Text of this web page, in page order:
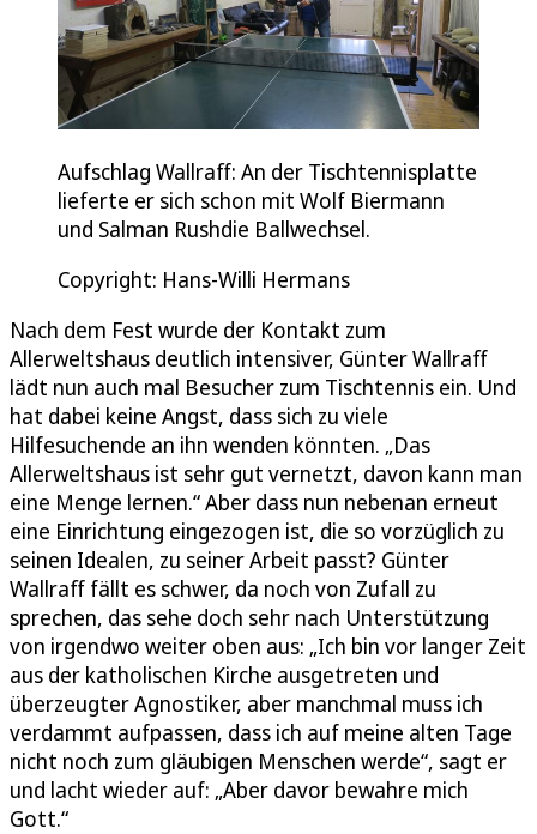
Aufschlag Wallraff: An der Tischtennisplatte
lieferte er sich schon mit Wolf Biermann
und Salman Rushdie Ballwechsel.
Copyright: Hans-Willi Hermans
Nach dem Fest wurde der Kontakt zum
Allerweltshaus deutlich intensiver, Günter Wallraff
lädt nun auch mal Besucher zum Tischtennis ein. Und
hat dabei keine Angst, dass sich zu viele
Hilfesuchende an ihn wenden könnten. „Das
Allerweltshaus ist sehr gut vernetzt, davon kann man
eine Menge lernen.“ Aber dass nun nebenan erneut
eine Einrichtung eingezogen ist, die so vorzüglich zu
seinen Idealen, zu seiner Arbeit passt? Günter
Wallraff fällt es schwer, da noch von Zufall zu
sprechen, das sehe doch sehr nach Unterstützung
von irgendwo weiter oben aus: „Ich bin vor langer Zeit
aus der katholischen Kirche ausgetreten und
überzeugter Agnostiker, aber manchmal muss ich
verdammt aufpassen, dass ich auf meine alten Tage
nicht noch zum gläubigen Menschen werde“, sagt er
und lacht wieder auf: „Aber davor bewahre mich
Gott.“